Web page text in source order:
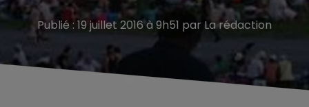
Publié : 19 juillet 2016 à 9h51 par La rédaction